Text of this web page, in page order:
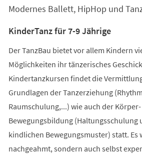
Modernes Ballett, HipHop und
KinderTanz für 7-9 Jährige
Der TanzBau bietet vor allem Kindern
Möglichkeiten ihr tänzerisches
Kindertanzkursen findet die
Grundlagen der Tanzerziehung
Raumschulung,...) wie auch der
Bewegungsbildung
kindlichen Bewegungsmuster) statt. Es
nachgeahmt, sondern auch selbst